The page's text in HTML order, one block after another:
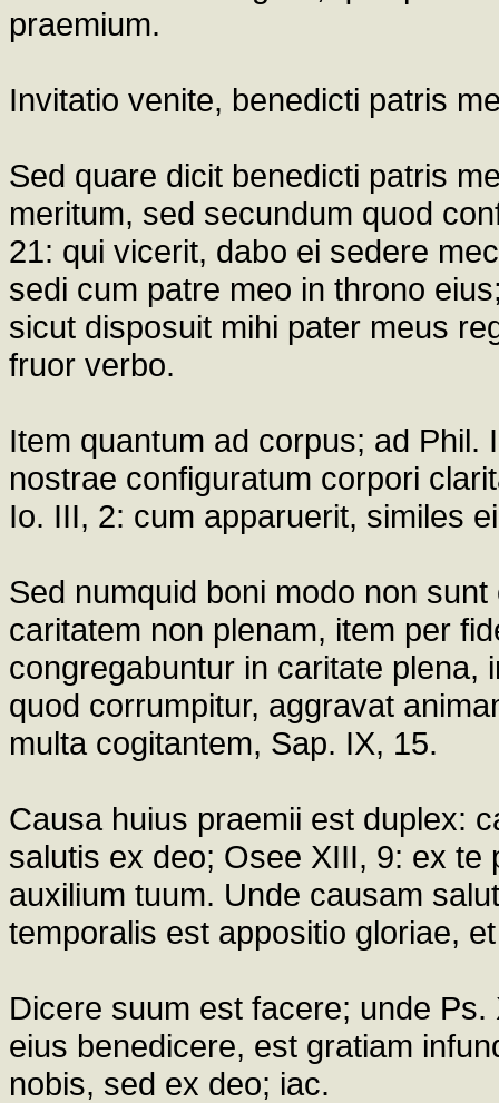
praemium.
Invitatio venite, benedicti patris
Sed quare dicit benedicti patris
meritum, sed secundum quod
21: qui vicerit, dabo ei sedere
sedi cum patre meo in throno
sicut disposuit mihi pater meus
fruor verbo.
Item quantum ad corpus; ad
nostrae configuratum corpori
Io. III, 2: cum apparuerit, similes
Sed numquid boni modo non
caritatem non plenam, item per
congregabuntur in caritate plena,
quod corrumpitur, aggravat
multa cogitantem, Sap. IX, 15.
Causa huius praemii est duplex:
salutis ex deo; Osee XIII, 9: ex
auxilium tuum. Unde causam
temporalis est appositio gloriae,
Dicere suum est facere; unde
eius benedicere, est gratiam
nobis, sed ex deo; iac.